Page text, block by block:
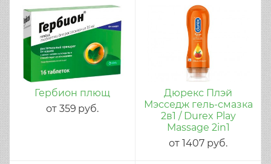
Гербион плющ
от 359 руб.
Дюрекс Плэй
Мэсседж гель-смазка
2в1 / Durex Play
Massage 2in1
от1407 руб.